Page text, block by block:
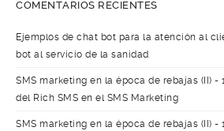
COMENTARIOS RECIENTES
Ejemplos de chat bot para la atención al
bot al servicio de la sanidad
SMS marketing en la época de rebajas (II) -
del Rich SMS en el SMS Marketing
SMS marketing en la época de rebajas (II) -